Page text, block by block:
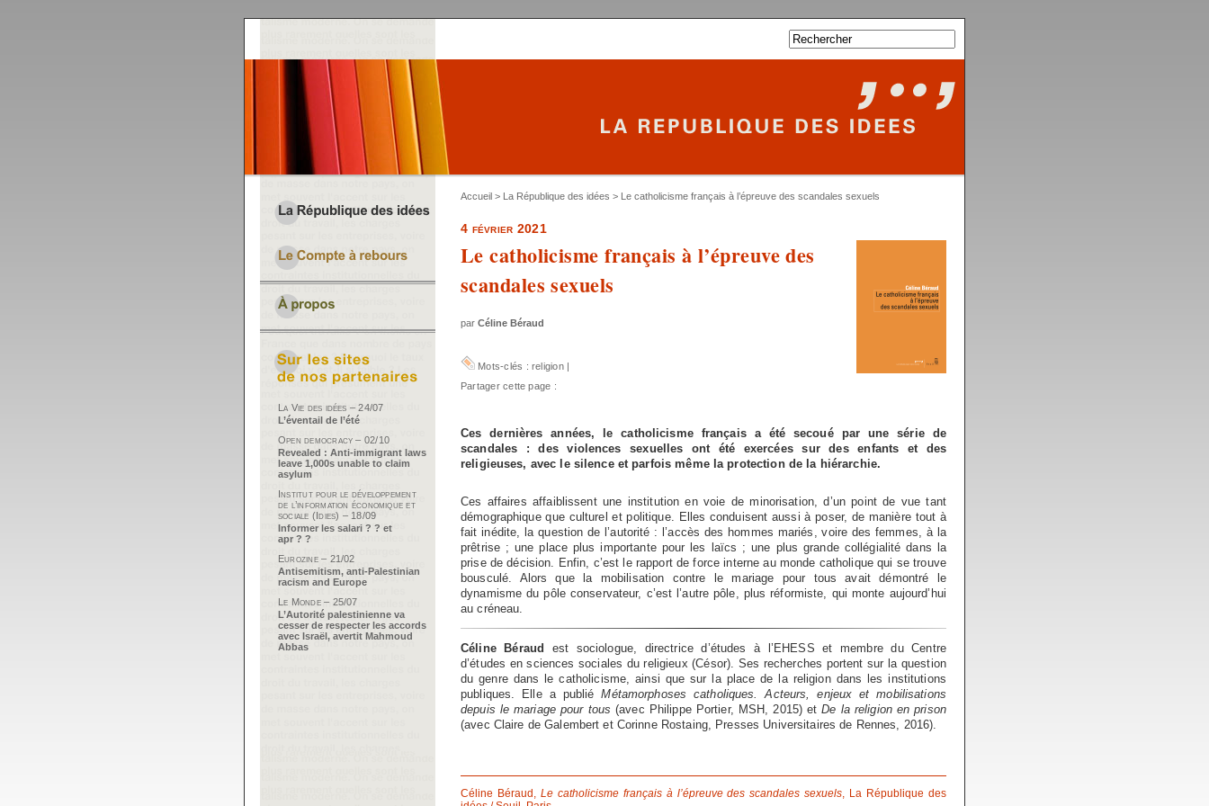
Accueil > La République des idées > Le catholicisme français à l’épreuve des scandales sexuels
4 février 2021
Le catholicisme français à l’épreuve des
scandales sexuels
par Céline Béraud
Mots-clés : religion|
Partager cette page :
Ces dernières années, le catholicisme français a été secoué par une série de
scandales : des violences sexuelles ont été exercées sur des enfants et des
religieuses, avec le silence et parfois même la protection de la hiérarchie.
Ces affaires affaiblissent une institution en voie de minorisation, d’un point de vue tant
démographique que culturel et politique. Elles conduisent aussi à poser, de manière tout à
fait inédite, la question de l’autorité : l’accès des hommes mariés, voire des femmes, à la
prêtrise ; une place plus importante pour les laïcs ; une plus grande collégialité dans la
prise de décision. Enfin, c’est le rapport de force interne au monde catholique qui se trouve
bousculé. Alors que la mobilisation contre le mariage pour tous avait démontré le
dynamisme du pôle conservateur, c’est l’autre pôle, plus réformiste, qui monte aujourd’hui
au créneau.
Céline Béraud
est sociologue, directrice d’études à l’EHESS et membre du Centre
d’études en sciences sociales du religieux (Césor). Ses recherches portent sur la question
du genre dans le catholicisme, ainsi que sur la place de la religion dans les institutions
publiques. Elle a publiéMétamorphoses catholiques. Acteurs, enjeux et mobilisations
depuis le mariage pour tous (avec Philippe Portier, MSH, 2015) etDe la religion en prison
(avec Claire de Galembert et Corinne Rostaing, Presses Universitaires de Rennes, 2016).
Céline Béraud, Le catholicisme français à l’épreuve des scandales sexuels, La République des
La Vie des idées – 24/07
L’éventail de l’été
Open democracy – 02/10
Revealed : Anti-immigrant laws
leave 1,000s unable to claim
asylum
Institut pour le développement
de l’information économique et
sociale (Idies) – 18/09
Informer les salari ? ? et
apr ? ?
Eurozine – 21/02
Antisemitism, anti-Palestinian
racism and Europe
Le Monde – 25/07
L’Autorité palestinienne va
cesser de respecter les accords
avec Israël, avertit Mahmoud
Abbas